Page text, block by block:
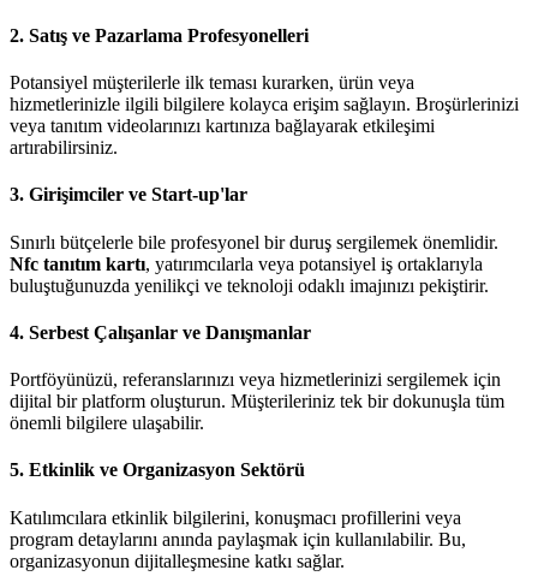
2. Satış ve Pazarlama Profesyonelleri
Potansiyel müşterilerle ilk teması kurarken, ürün veya
hizmetlerinizle ilgili bilgilere kolayca erişim sağlayın. Broşürlerinizi
veya tanıtım videolarınızı kartınıza bağlayarak etkileşimi
artırabilirsiniz.
3. Girişimciler ve Start-up'lar
Sınırlı bütçelerle bile profesyonel bir duruş sergilemek önemlidir.
Nfc tanıtım kartı, yatırımcılarla veya potansiyel iş ortaklarıyla
buluştuğunuzda yenilikçi ve teknoloji odaklı imajınızı pekiştirir.
4. Serbest Çalışanlar ve Danışmanlar
Portföyünüzü, referanslarınızı veya hizmetlerinizi sergilemek için
dijital bir platform oluşturun. Müşterileriniz tek bir dokunuşla tüm
önemli bilgilere ulaşabilir.
5. Etkinlik ve Organizasyon Sektörü
Katılımcılara etkinlik bilgilerini, konuşmacı profillerini veya
program detaylarını anında paylaşmak için kullanılabilir. Bu,
organizasyonun dijitalleşmesine katkı sağlar.